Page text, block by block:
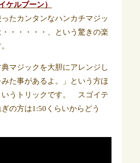
ケルブーン）
たカンタンなハンカチマジッ
・・・・・、という驚きの楽
マジックを大胆にアレンジし
た事があるよ。」という方ほ
いうトリックです。 スゴイテ
の方は1:50くらいからどう